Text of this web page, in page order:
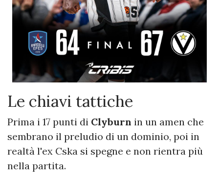
Le chiavi tattiche
Prima i 17 punti di Clyburn in un amen che
sembrano il preludio di un dominio, poi in
realtà l'ex Cska si spegne e non rientra più
nella partita.